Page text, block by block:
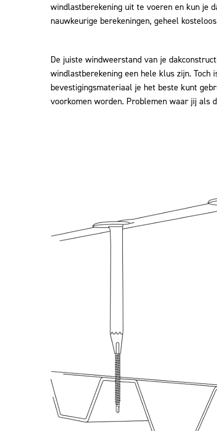
windlastberekening uit te voeren en kun je
nauwkeurige berekeningen, geheel
De juiste windweerstand van je
windlastberekening een hele klus zijn.
bevestigingsmateriaal je het beste kunt
voorkomen worden. Problemen waar jij als